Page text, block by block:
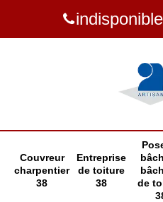
indisponible
Couvreur
charpentier
38
Entreprise
de toiture
38
de